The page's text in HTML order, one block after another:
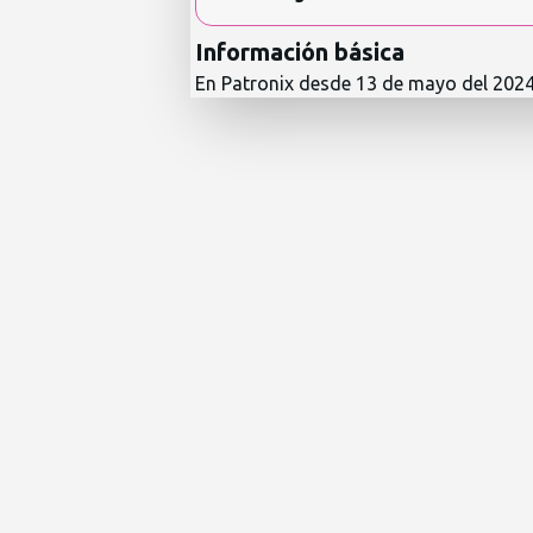
Información básica
En Patronix desde 13 de mayo del